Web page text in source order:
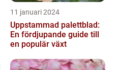
11 januari 2024
Uppstammad palettblad:
En fördjupande guide till
en populär växt